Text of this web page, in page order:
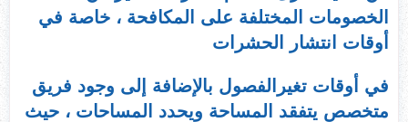
الخصومات المختلفة على المكافحة ، خاصة في
أوقات انتشار الحشرات
في أوقات تغيرالفصول بالإضافة إلى وجود فريق
متخصص يتفقد المساحة ويحدد المساحات ، حيث